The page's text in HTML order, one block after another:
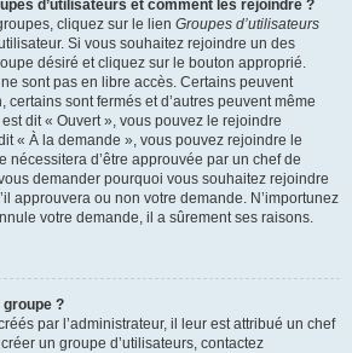
d’utilisateurs et comment les rejoindre ?
cliquez sur le lien Groupes d’utilisateurs
Si vous souhaitez rejoindre un des
désiré et cliquez sur le bouton approprié.
sont pas en libre accès. Certains peuvent
sont fermés et d’autres peuvent même
dit « Ouvert », vous pouvez le rejoindre
« À la demande », vous pouvez rejoindre le
nécessitera d’être approuvée par un chef de
demander pourquoi vous souhaitez rejoindre
approuvera ou non votre demande. N’importunez
votre demande, il a sûrement ses raisons.
?
par l’administrateur, il leur est attribué un chef
un groupe d’utilisateurs, contactez